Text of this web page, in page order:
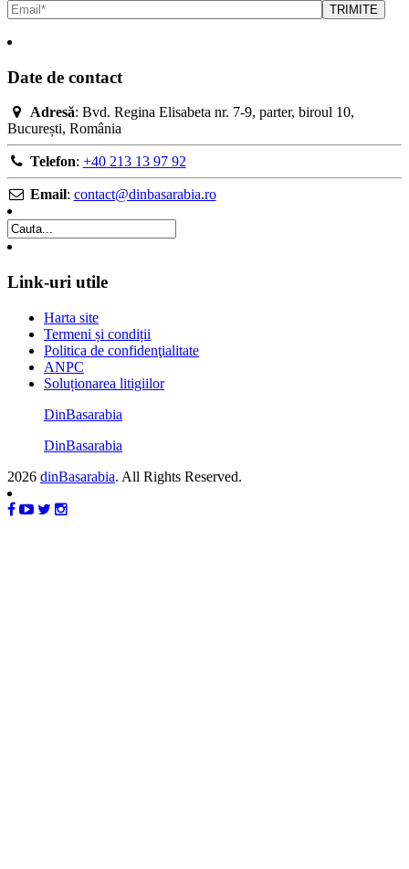
Date de contact
Adresă: Bvd. Regina Elisabeta nr. 7-9, parter, biroul 10,
București, România
Telefon: +40 213 13 97 92
Email: contact@dinbasarabia.ro
Link-uri utile
Harta site
Termeni și condiții
Politica de confidenţialitate
ANPC
Soluționarea litigiilor
DinBasarabia
DinBasarabia
2026 dinBasarabia. All Rights Reserved.